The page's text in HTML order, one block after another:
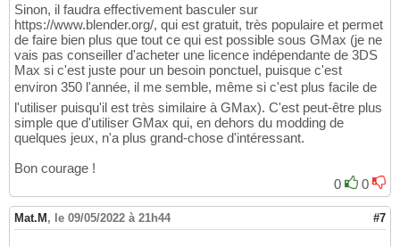
Sinon, il faudra effectivement basculer sur
https://www.blender.org/, qui est gratuit, très populaire et permet
de faire bien plus que tout ce qui est possible sous GMax (je ne
vais pas conseiller d'acheter une licence indépendante de 3DS
Max si c'est juste pour un besoin ponctuel, puisque c'est
environ 350 l'année, il me semble, même si c'est plus facile de
l'utiliser puisqu'il est très similaire à GMax). C'est peut-être plus
simple que d'utiliser GMax qui, en dehors du modding de
quelques jeux, n'a plus grand-chose d'intéressant.
Bon courage !
0
0
Mat.M , le 09/05/2022 à 21h44 #7